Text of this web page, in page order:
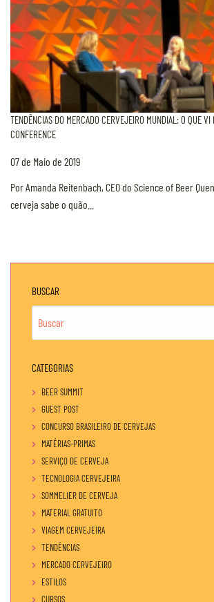
TENDÊNCIAS DO MERCADO CERVEJEIRO MUNDIAL: O QUE VI
CONFERENCE
07 de Maio de 2019
Por Amanda Reitenbach, CEO do Science of Beer
cerveja sabe o quão...
BUSCAR
CATEGORIAS
BEER SUMMIT
GUEST POST
CONCURSO BRASILEIRO DE CERVEJAS
MATÉRIAS-PRIMAS
SERVIÇO DE CERVEJA
TECNOLOGIA CERVEJEIRA
SOMMELIER DE CERVEJA
MATERIAL GRATUITO
VIAGEM CERVEJEIRA
TENDÊNCIAS
MERCADO CERVEJEIRO
ESTILOS
CURSOS